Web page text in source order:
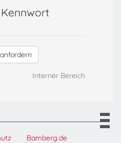
Interner Bereich
Bamberg.de